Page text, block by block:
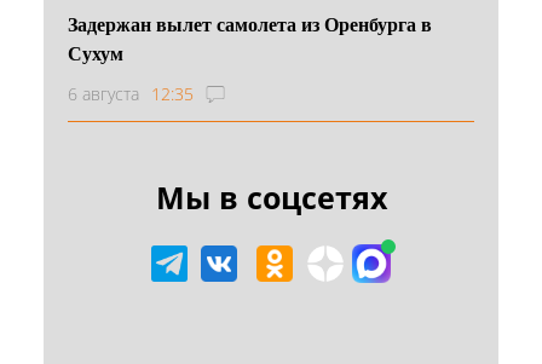
Задержан вылет самолета из Оренбурга в
Сухум
6 августа 12:35
Мы в соцсетях